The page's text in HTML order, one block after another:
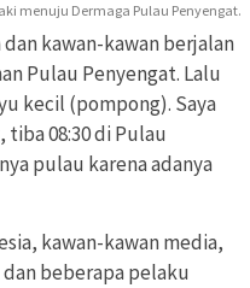
menuju Dermaga Pulau Penyengat.
dan kawan-kawan berjalan
Pulau Penyengat. Lalu
kecil (pompong). Saya
08:30 di Pulau
pulau karena adanya
kawan-kawan media,
beberapa pelaku